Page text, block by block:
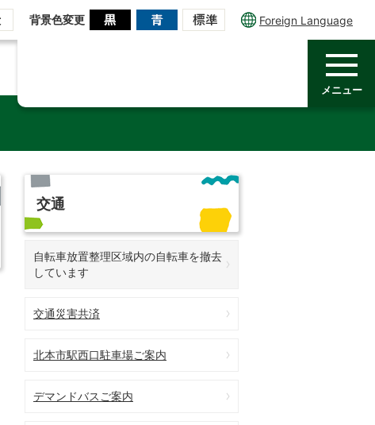
背景色変更 Foreign Language
メニュー
交通
自転車放置整理区域内の自転車を撤去
しています
交通災害共済
北本市駅西口駐車場ご案内
デマンドバスご案内